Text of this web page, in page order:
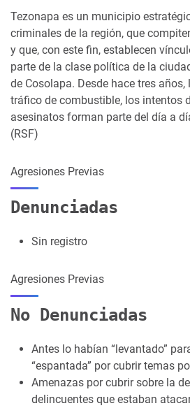
Tezonapa es un municipio
criminales de la región, que
y que, con este fin, establecen
parte de la clase política de la
de Cosolapa. Desde hace tres años,
tráfico de combustible, los intentos
asesinatos forman parte del día a
(RSF)
Agresiones Previas
Denunciadas
Sin registro
Agresiones Previas
No Denunciadas
Antes lo habían “levantado”
“espantada” por cubrir temas
Amenazas por cubrir sobre la
delincuentes que estaban